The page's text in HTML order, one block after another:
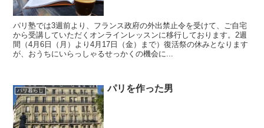
パリ塾では3週前より、フランス政府の外出禁止令を受けて、ご自宅
から受講していただくオンラインレッスンに移行しております。2週
間（4月6日（月）より4月17日（金）まで）復活祭の休みとなります
が、おうちにいらっしゃるせっかくの機会に...
パリ暮らし パリを作った男